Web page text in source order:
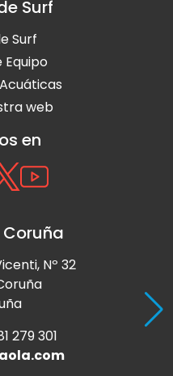
Surf
Surf
Equipo
web
en
Nº 32
279 301